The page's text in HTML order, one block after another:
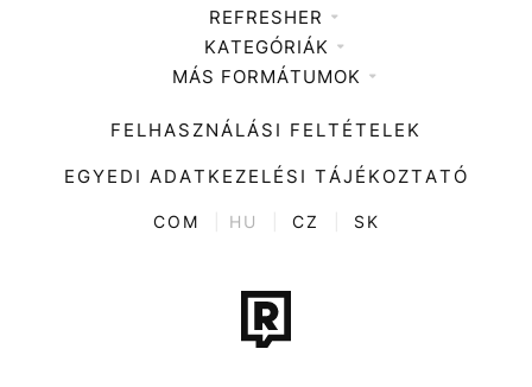
REFRESHER
Médiaajánlat
KATEGÓRIÁK
Zene
Divat
Kultúra
ENTR
Tech-Tudomány
Sport
MÁS FORMÁTUMOK
FELHASZNÁLÁSI FELTÉTELEK
EGYEDI ADATKEZELÉSI TÁJÉKOZTATÓ
COM HU CZ SK